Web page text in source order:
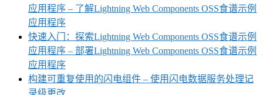
应用程序 – 了解Lightning Web Components OSS食谱示例
应用程序
快速入门：探索Lightning Web Components OSS食谱示例
应用程序 – 部署Lightning Web Components OSS食谱示例
应用程序
构建可重复使用的闪电组件 – 使用闪电数据服务处理记
录级更改